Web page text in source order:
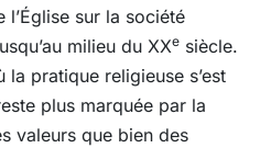
l’Église sur la société
milieu du XXe siècle.
la pratique religieuse s’est
plus marquée par la
valeurs que bien des